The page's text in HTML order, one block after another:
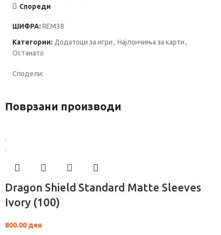
Спореди
ШИФРА: REM38
Категории: Додатоци за игри, Најлончиња за карти,
Останато
Сподели:
Поврзани производи
Dragon Shield Standard Matte Sleeves
Ivory (100)
800.00 ден